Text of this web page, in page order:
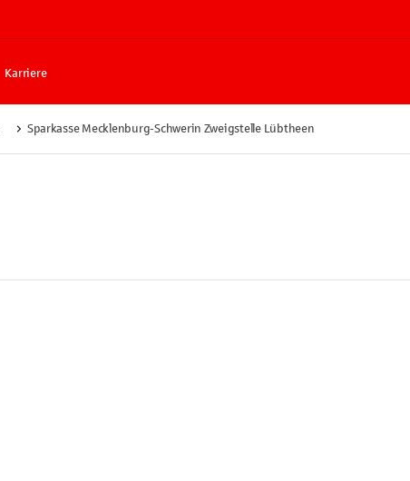
Karriere
Sparkasse Mecklenburg-Schwerin Zweigstelle Lübtheen